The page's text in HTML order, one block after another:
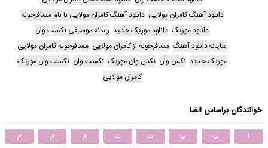
دانلود آهنگ کامران مولایی دانلود آهنگ کامران مولایی با نام مسافرخونه
دانلود موزیک دانلود موزیک جدید رسانه موسیقی نکست وان
سایت دانلود آهنگ مسافرخونه از کامران مولایی مسافرخونه کامران مولایی
موزیک جدید نکس وان نکس وان موزیک نکست وان نکست وان موزیک
کامران مولایی
خوانندگان براساس الفبا
ا ب پ ت ث ج چ
ح